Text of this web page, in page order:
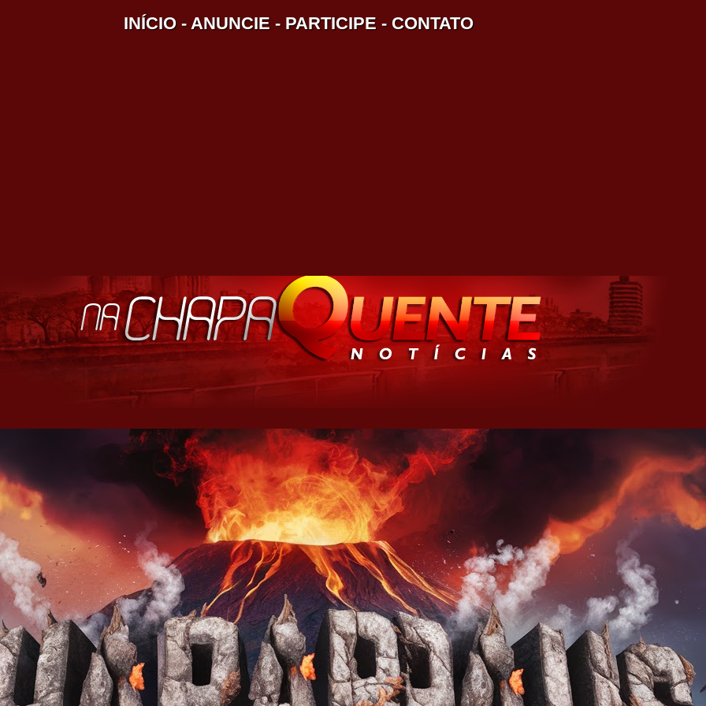
INÍCIO -ANUNCIE - PARTICIPE - CONTATO